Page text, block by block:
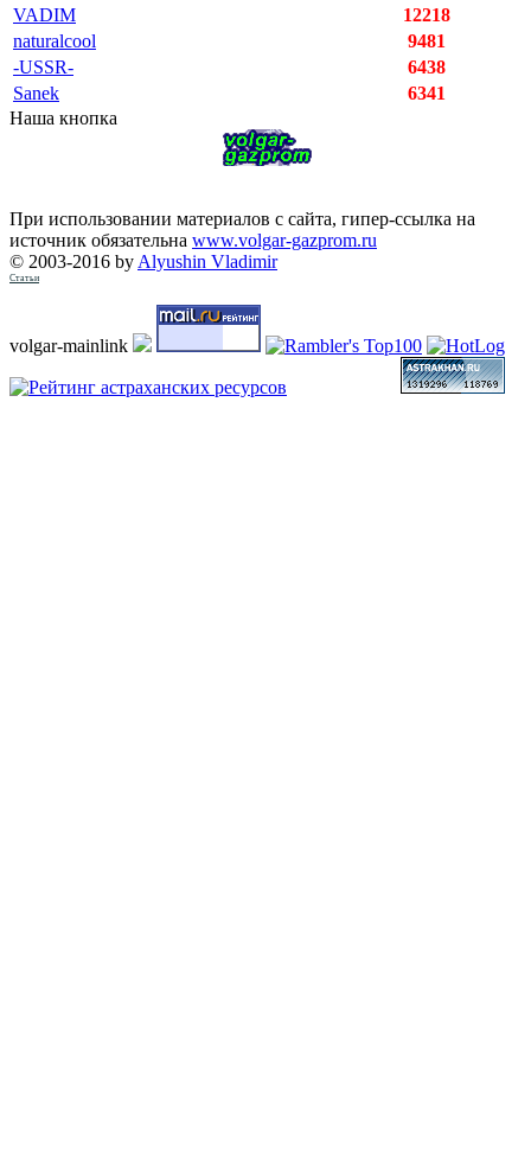
VADIM
12218
naturalcool
9481
-USSR-
6438
Sanek
6341
Наша кнопка
При использовании материалов с сайта, гипер-ссылка на
источник обязательна www.volgar-gazprom.ru
© 2003-2016 by Alyushin Vladimir
Статьи
volgar-mainlink